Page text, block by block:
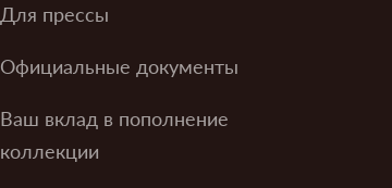
Для прессы
Официальные документы
Ваш вклад в пополнение
коллекции